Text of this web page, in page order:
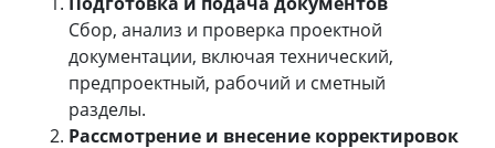
Сбор, анализ и проверка проектной
документации, включая технический,
предпроектный, рабочий и сметный
разделы.
Рассмотрение и внесение корректировок